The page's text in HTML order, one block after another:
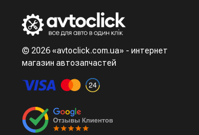
© 2026 «avtoclick.com.ua» - интернет
магазин автозапчастей